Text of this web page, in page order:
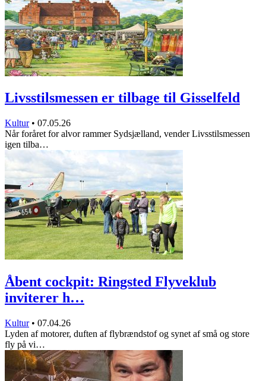
Livsstilsmessen er tilbage til Gisselfeld
Kultur • 07.05.26
Når foråret for alvor rammer Sydsjælland, vender Livsstilsmessen
igen tilba…
Åbent cockpit: Ringsted Flyveklub
inviterer h…
Kultur • 07.04.26
Lyden af motorer, duften af flybrændstof og synet af små og store
fly på vi…